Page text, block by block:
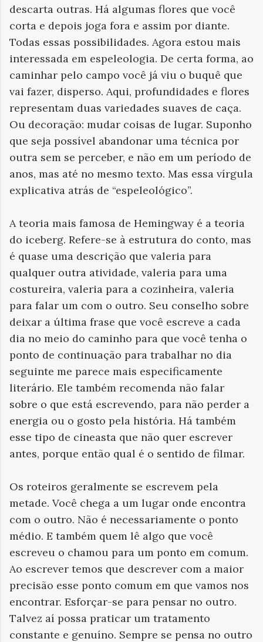
descarta outras. Há algumas flores que você
corta e depois joga fora e assim por diante.
Todas essas possibilidades. Agora estou mais
interessada em espeleologia. De certa forma, ao
caminhar pelo campo você já viu o buquê que
vai fazer, disperso. Aqui, profundidades e flores
representam duas variedades suaves de caça.
Ou decoração: mudar coisas de lugar. Suponho
que seja possível abandonar uma técnica por
outra sem se perceber, e não em um período de
anos, mas até no mesmo texto. Mas essa vírgula
explicativa atrás de “espeleológico”.
A teoria mais famosa de Hemingway é a teoria
do iceberg. Refere-se à estrutura do conto, mas
é quase uma descrição que valeria para
qualquer outra atividade, valeria para uma
costureira, valeria para a cozinheira, valeria
para falar um com o outro. Seu conselho sobre
deixar a última frase que você escreve a cada
dia no meio do caminho para que você tenha o
ponto de continuação para trabalhar no dia
seguinte me parece mais especificamente
literário. Ele também recomenda não falar
sobre o que está escrevendo, para não perder a
energia ou o gosto pela história. Há também
esse tipo de cineasta que não quer escrever
antes, porque então qual é o sentido de filmar.
Os roteiros geralmente se escrevem pela
metade. Você chega a um lugar onde encontra
com o outro. Não é necessariamente o ponto
médio. E também quem lê algo que você
escreveu o chamou para um ponto em comum.
Ao escrever temos que descrever com a maior
precisão esse ponto comum em que vamos nos
encontrar. Esforçar-se para pensar no outro.
Talvez aí possa praticar um tratamento
constante e genuíno. Sempre se pensa no outro